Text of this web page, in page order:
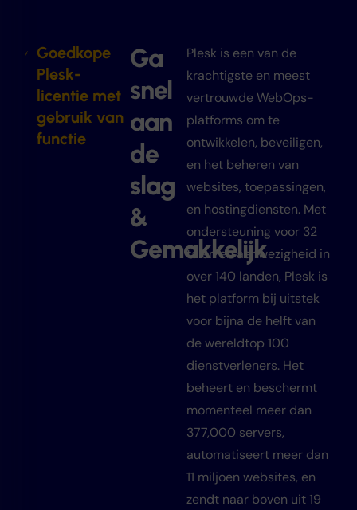
Goedkope
Plesk-
licentie met
gebruik van
functie
Ga
snel
aan
de
slag
&
Gemakkelijk
Plesk is een van de
krachtigste en meest
vertrouwde WebOps-
platforms om te
ontwikkelen, beveiligen,
en het beheren van
websites, toepassingen,
en hostingdiensten. Met
ondersteuning voor 32
talen en aanwezigheid in
over 140 landen, Plesk is
het platform bij uitstek
voor bijna de helft van
de wereldtop 100
dienstverleners. Het
beheert en beschermt
momenteel meer dan
377,000 servers,
automatiseert meer dan
11 miljoen websites, en
zendt naar boven uit 19